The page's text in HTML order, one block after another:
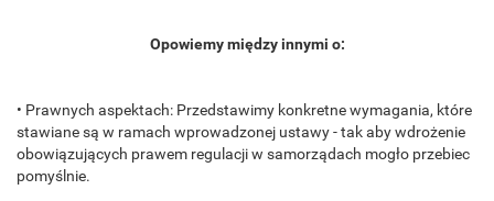
Opowiemy między innymi o:
• Prawnych aspektach: Przedstawimy konkretne wymagania, które
stawiane są w ramach wprowadzonej ustawy - tak aby wdrożenie
obowiązujących prawem regulacji w samorządach mogło przebiec
pomyślnie.